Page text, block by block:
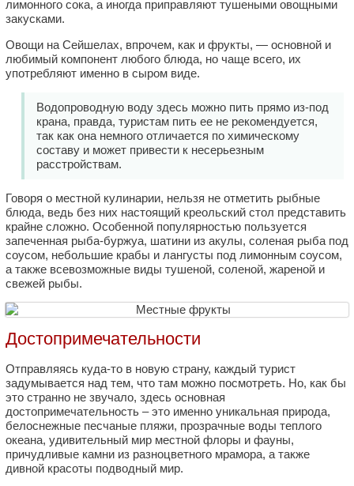
лимонного сока, а иногда приправляют тушеными овощными
закусками.
Овощи на Сейшелах, впрочем, как и фрукты, — основной и
любимый компонент любого блюда, но чаще всего, их
употребляют именно в сыром виде.
Водопроводную воду здесь можно пить прямо из-под
крана, правда, туристам пить ее не рекомендуется,
так как она немного отличается по химическому
составу и может привести к несерьезным
расстройствам.
Говоря о местной кулинарии, нельзя не отметить рыбные
блюда, ведь без них настоящий креольский стол представить
крайне сложно. Особенной популярностью пользуется
запеченная рыба-буржуа, шатини из акулы, соленая рыба под
соусом, небольшие крабы и лангусты под лимонным соусом,
а также всевозможные виды тушеной, соленой, жареной и
свежей рыбы.
Достопримечательности
Отправляясь куда-то в новую страну, каждый турист
задумывается над тем, что там можно посмотреть. Но, как бы
это странно не звучало, здесь основная
достопримечательность – это именно уникальная природа,
белоснежные песчаные пляжи, прозрачные воды теплого
океана, удивительный мир местной флоры и фауны,
причудливые камни из разноцветного мрамора, а также
дивной красоты подводный мир.